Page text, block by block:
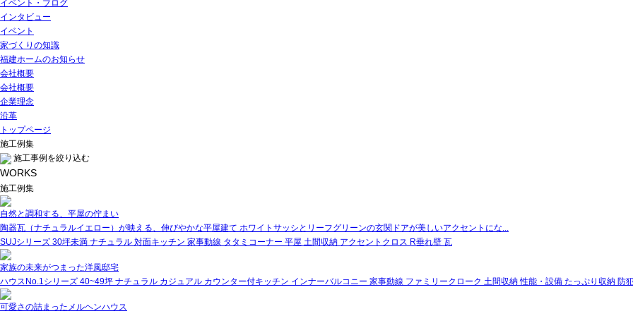
イベント・ブログ
インタビュー
イベント
家づくりの知識
福建ホームのお知らせ
会社概要
会社概要
企業理念
沿革
トップページ
施工例集
施工事例を絞り込む
WORKS
施工例集
自然と調和する、平屋の佇まい
陶器瓦（ナチュラルイエロー）が映える、伸びやかな平屋建て ホワイトサッシとリーフグリーンの玄関ドアが美しいアクセントにな...
SUJシリーズ 30坪未満 ナチュラル 対面キッチン 家事動線 タタミコーナー 平屋 土間収納 アクセントクロス R垂れ壁 瓦
家族の未来がつまった洋風邸宅
ハウスNo.1シリーズ 40~49坪 ナチュラル カジュアル カウンター付キッチン インナーバルコニー 家事動線 ファミリークローク 土間収納 性能・設備 たっぷり収納 防
可愛さの詰まったメルヘンハウス